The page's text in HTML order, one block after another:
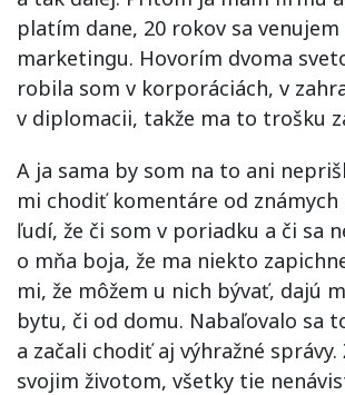
platím dane, 20 rokov sa venujem
marketingu. Hovorím dvoma
robila som v korporáciách, v
v diplomacii, takže ma to trošku
A ja sama by som na to ani
mi chodiť komentáre od známych
ľudí, že či som v poriadku a či sa
o mňa boja, že ma niekto
mi, že môžem u nich bývať, dajú
bytu, či od domu. Nabaľovalo sa
a začali chodiť aj výhražné
svojim životom, všetky tie